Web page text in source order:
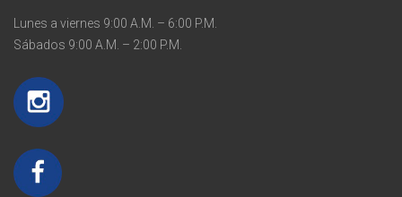
Lunes a viernes 9:00 A.M. – 6:00 P.M.
Sábados 9:00 A.M. – 2:00 P.M.